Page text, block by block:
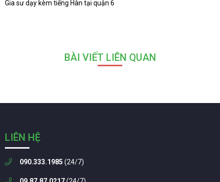
Gia sư dạy kèm tiếng Hàn tại quận 6
BÀI VIẾT LIÊN QUAN
LIÊN HỆ
090.333.1985 (24/7)